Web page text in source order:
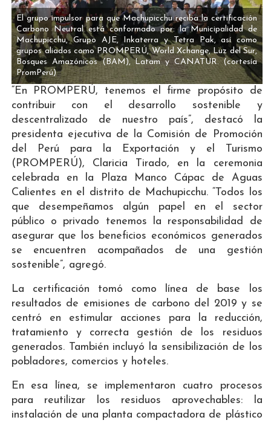
El grupo impulsor para que Machupicchu reciba la certificación
Carbono Neutral está conformado por: la Municipalidad de
Machupicchu, Grupo AJE, Inkaterra y Tetra Pak, así como
grupos aliados como PROMPERÚ, World Xchange, Luz del Sur,
Bosques Amazónicos (BAM), Latam y CANATUR. (cortesía
PromPerú)
“En PROMPERÚ, tenemos el firme propósito de
contribuir con el desarrollo sostenible y
descentralizado de nuestro país”, destacó la
presidenta ejecutiva de la Comisión de Promoción
del Perú para la Exportación y el Turismo
(PROMPERÚ), Claricia Tirado, en la ceremonia
celebrada en la Plaza Manco Cápac de Aguas
Calientes en el distrito de Machupicchu. “Todos los
que desempeñamos algún papel en el sector
público o privado tenemos la responsabilidad de
asegurar que los beneficios económicos generados
se encuentren acompañados de una gestión
sostenible”, agregó.
La certificación tomó como línea de base los
resultados de emisiones de carbono del 2019 y se
centró en estimular acciones para la reducción,
tratamiento y correcta gestión de los residuos
generados. También incluyó la sensibilización de los
pobladores, comercios y hoteles.
En esa línea, se implementaron cuatro procesos
para reutilizar los residuos aprovechables: la
instalación de una planta compactadora de plástico